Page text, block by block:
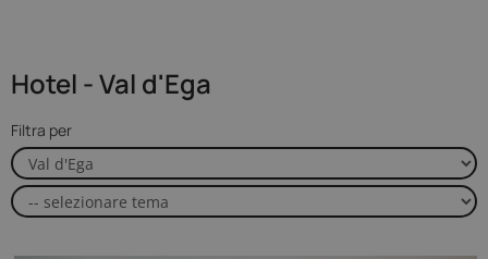
Hotel - Val d'Ega
Filtra per